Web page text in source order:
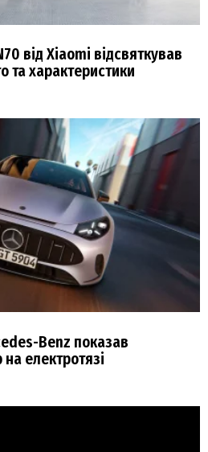
від Xiaomi відсвяткував
та характеристики
Benz показав
електротязі